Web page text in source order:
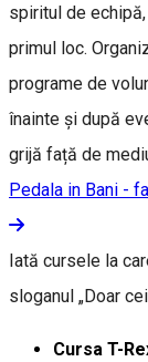
spiritul de
primul loc.
programe de
înainte și după
grijă față de
Pedala in Bani -
Iată cursele la
sloganul „Doar
Cursa T-